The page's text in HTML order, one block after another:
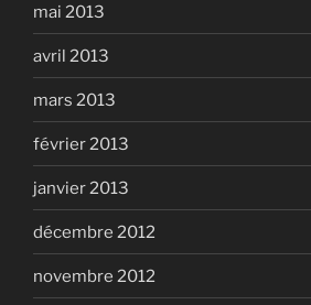
mai 2013
avril 2013
mars 2013
février 2013
janvier 2013
décembre 2012
novembre 2012